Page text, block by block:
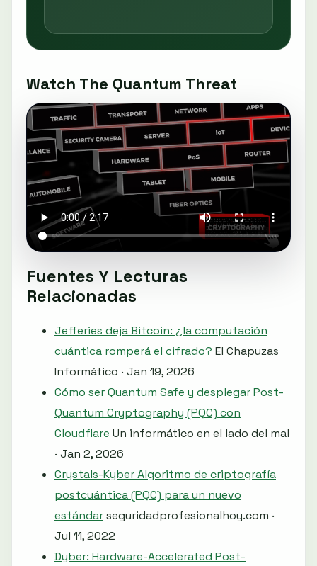
Watch The Quantum Threat
Fuentes Y Lecturas
Relacionadas
Jefferies deja Bitcoin: ¿la computación
cuántica romperá el cifrado? El Chapuzas
Informático · Jan 19, 2026
Cómo ser Quantum Safe y desplegar Post-
Quantum Cryptography (PQC) con
Cloudflare Un informático en el lado del mal
· Jan 2, 2026
Crystals-Kyber Algoritmo de criptografía
postcuántica (PQC) para un nuevo
estándarseguridadprofesionalhoy.com ·
Jul 11, 2022
Dyber: Hardware-Accelerated Post-